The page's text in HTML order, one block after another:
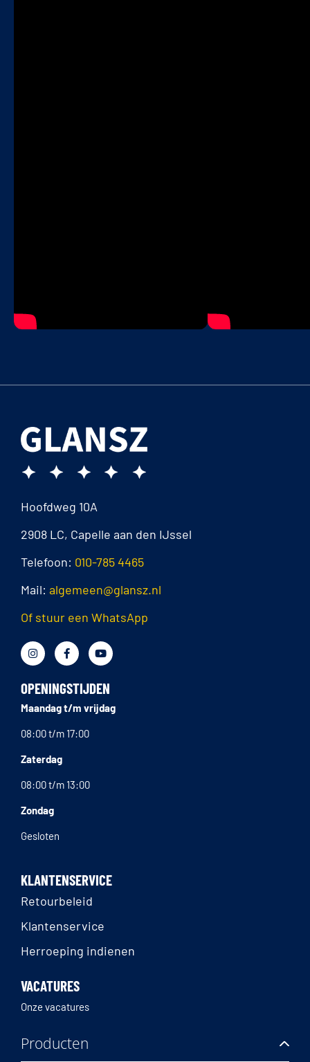
Hoofdweg 10A
2908 LC, Capelle aan den IJssel
Telefoon: 010-785 4465
Mail: algemeen@glansz.nl
Of stuur een WhatsApp
OPENINGSTIJDEN
Maandag t/m vrijdag
08:00 t/m 17:00
Zaterdag
08:00 t/m 13:00
Zondag
Gesloten
KLANTENSERVICE
Retourbeleid
Klantenservice
Herroeping indienen
VACATURES
Onze vacatures
Producten